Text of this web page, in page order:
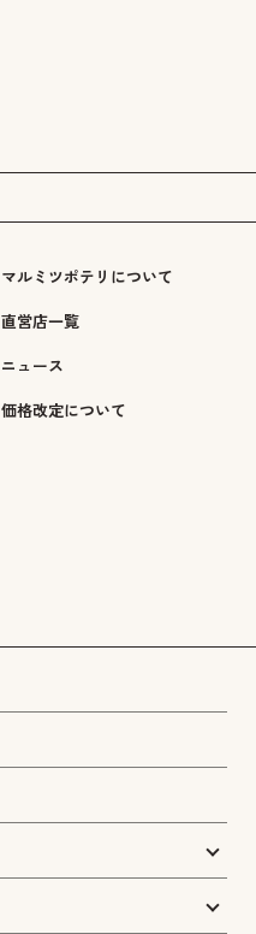
マルミツポテリについて
直営店一覧
ニュース
価格改定について